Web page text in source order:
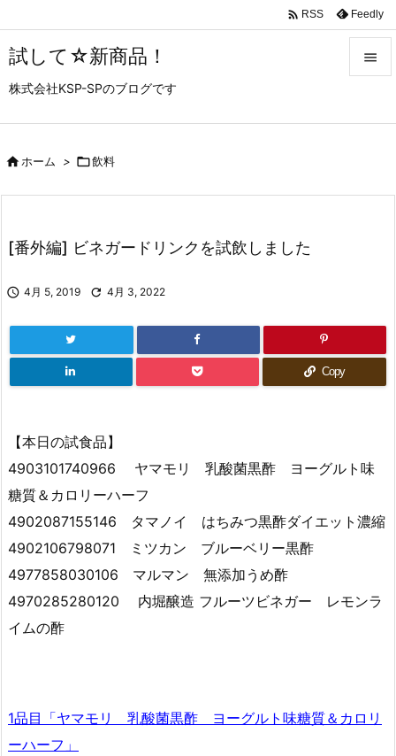
試して☆新商品！
株式会社KSP-SPのブログです

 RSS Feedly
ホーム > 飲料
[番外編] ビネガードリンクを試飲しました
 4月 5, 2019  4月 3, 2022
Copy
【本日の試食品】
4903101740966 ヤマモリ 乳酸菌黒酢 ヨーグルト味
糖質＆カロリーハーフ
4902087155146 タマノイ はちみつ黒酢ダイエット濃縮
4902106798071 ミツカン ブルーベリー黒酢
4977858030106 マルマン 無添加うめ酢
4970285280120 内堀醸造 フルーツビネガー レモンラ
イムの酢
1品目「ヤマモリ 乳酸菌黒酢 ヨーグルト味糖質＆カロリ
ーハーフ」